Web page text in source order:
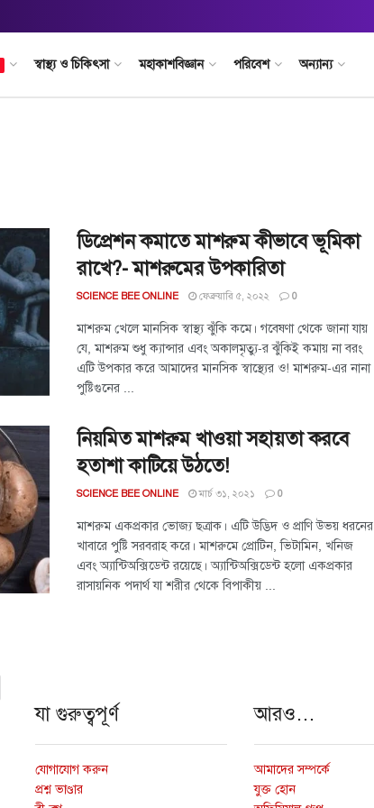
স্বাস্থ্য ও চিকিৎসা মহাকাশবিজ্ঞান পরিবেশ অন্যান্য
ডিপ্রেশন কমাতে মাশরুম কীভাবে ভূমিকা
রাখে?- মাশরুমের উপকারিতা
SCIENCE BEE ONLINE ফেব্রুয়ারি ৫, ২০২২ 0
মাশরুম খেলে মানসিক স্বাস্থ্য ঝুঁকি কমে। গবেষণা থেকে জানা যায়
যে, মাশরুম শুধু ক্যান্সার এবং অকালমৃত্যু-র ঝুঁকিই কমায় না বরং
এটি উপকার করে আমাদের মানসিক স্বাস্থ্যের ও! মাশরুম-এর নানা
পুষ্টিগুনের ...
নিয়মিত মাশরুম খাওয়া সহায়তা করবে
হতাশা কাটিয়ে উঠতে!
SCIENCE BEE ONLINE মার্চ ৩১, ২০২১ 0
মাশরুম একপ্রকার ভোজ্য ছত্রাক। এটি উদ্ভিদ ও প্রাণি উভয় ধরনের
খাবারে পুষ্টি সরবরাহ করে। মাশরুমে প্রোটিন, ভিটামিন, খনিজ
এবং অ্যান্টিঅক্সিডেন্ট রয়েছে। অ্যান্টিঅক্সিডেন্ট হলো একপ্রকার
রাসায়নিক পদার্থ যা শরীর থেকে বিপাকীয় ...
যা গুরুত্বপূর্ণ
যোগাযোগ করুন
প্রশ্ন ভাণ্ডার
আরও…
আমাদের সম্পর্কে
যুক্ত হোন